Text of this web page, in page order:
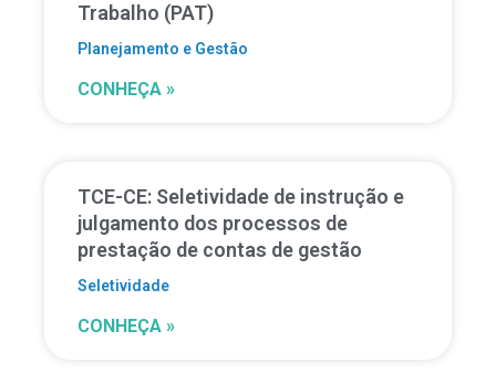
Trabalho (PAT)
Planejamento e Gestão
CONHEÇA »
TCE-CE: Seletividade de instrução e
julgamento dos processos de
prestação de contas de gestão
Seletividade
CONHEÇA »